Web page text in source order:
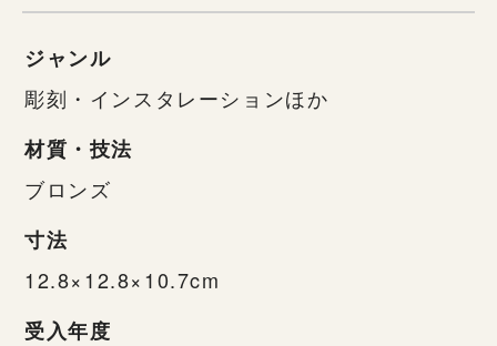
ジャンル
彫刻・インスタレーションほか
材質・技法
ブロンズ
寸法
12.8×12.8×10.7cm
受入年度